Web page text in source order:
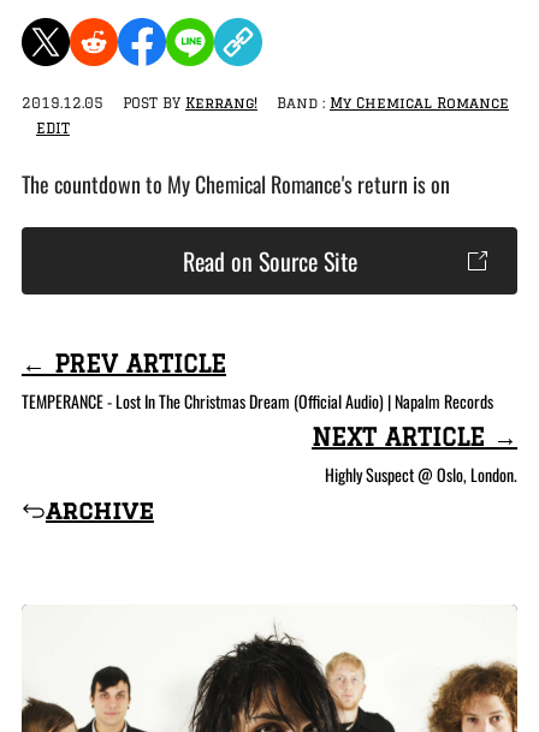
2019.12.05 POST BY Kerrang! Band : My Chemical Romance
EDIT
The countdown to My Chemical Romance's return is on
Read on Source Site
← PREV ARTICLE
TEMPERANCE - Lost In The Christmas Dream (Official Audio) | Napalm Records
archive
NEXT ARTICLE →
Highly Suspect @ Oslo, London.